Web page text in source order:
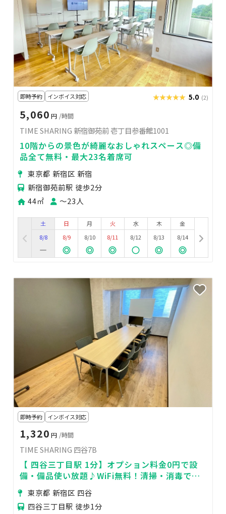
即時予約 インボイス対応 ★★★★★
★★★★★ 5.0 (2)
5,060 円 /時間
TIME SHARING 新宿御苑前 壱丁目参番館1001
10階からの景色が綺麗なおしゃれスペース◎備
品全て無料・最大23名着席可
東京都 新宿区 新宿
新宿御苑前駅 徒歩2分
44㎡
〜23人
土
8/8
日
8/9
月
8/10
火
8/11
水
8/12
木
8/13
金
8/14
即時予約 インボイス対応
1,320 円 /時間
TIME SHARING 四谷7B
【 四谷三丁目駅 1分】オプション料金0円で設
備・備品使い放題♪WiFi無料！清掃・消毒で衛
生面も安心♥便利な駅近 会議室 7B
東京都 新宿区 四谷
四谷三丁目駅 徒歩1分